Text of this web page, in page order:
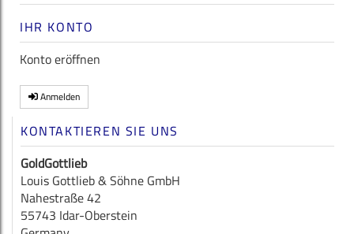
IHR KONTO
Konto eröffnen
Anmelden
KONTAKTIEREN SIE UNS
GoldGottlieb
Louis Gottlieb & Söhne GmbH
Nahestraße 42
55743 Idar-Oberstein